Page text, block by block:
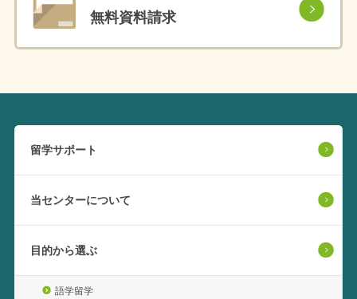
無料資料請求
留学サポート
当センターについて
目的から選ぶ
語学留学